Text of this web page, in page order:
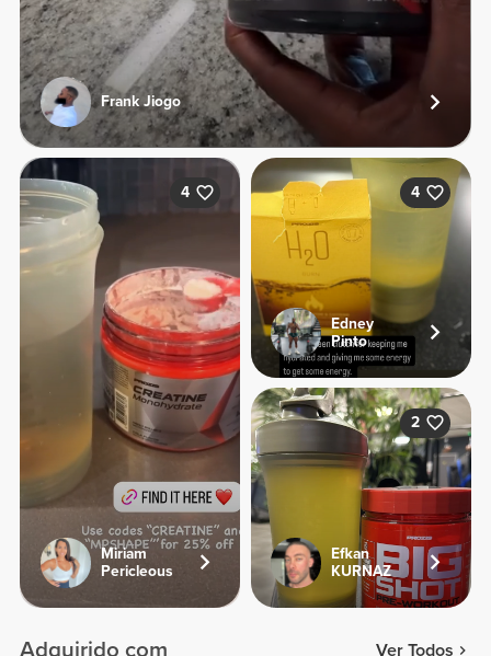
Frank Jiogo
4
Miriam
Pericleous
4
Edney
Pinto
2
Efkan
KURNAZ
Adquirido com Ver Todos